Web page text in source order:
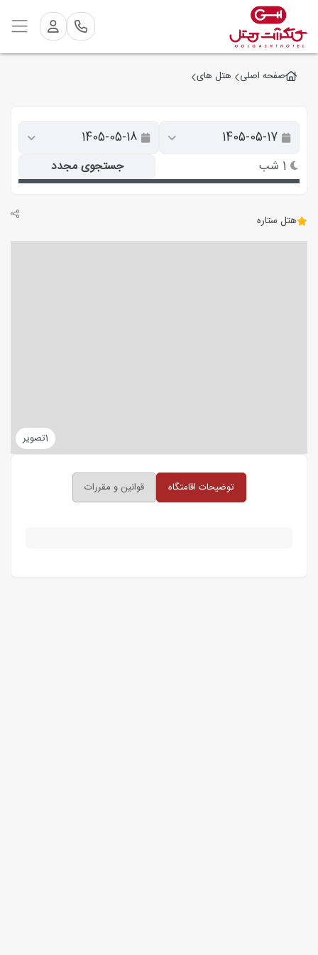
صفحه اصلی هتل های
هتل ستاره
1تصویر
توضیحات اقامتگاه قوانین و مقررات
1 شب جستجوی مجدد